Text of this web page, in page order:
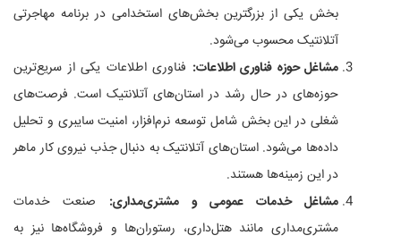
بخش یکی از بزرگترین بخش‌های استخدامی در برنامه مهاجرتی
آتلانتیک محسوب می‌شود.
مشاغل حوزه فناوری اطلاعات: فناوری اطلاعات یکی از سریع‌ترین
حوزه‌های در حال رشد در استان‌های آتلانتیک است. فرصت‌های
شغلی در این بخش شامل توسعه نرم‌افزار، امنیت سایبری و تحلیل
داده‌ها می‌شود. استان‌های آتلانتیک به دنبال جذب نیروی کار ماهر
در این زمینه‌ها هستند.
مشاغل خدمات عمومی و مشتری‌مداری: صنعت خدمات
مشتری‌مداری مانند هتل‌داری، رستوران‌ها و فروشگاه‌ها نیز به